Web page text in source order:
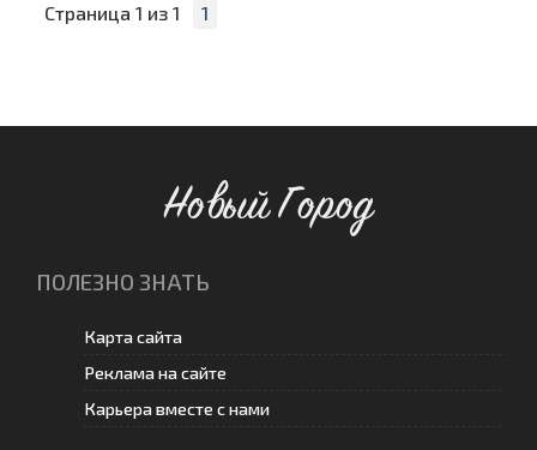
Страница 1 из 1 1
Новый Город
ПОЛЕЗНО ЗНАТЬ
Карта сайта
Реклама на сайте
Карьера вместе с нами